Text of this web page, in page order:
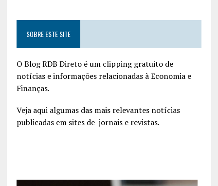
SOBRE ESTE SITE
O Blog RDB Direto é um clipping gratuito de
notícias e informações relacionadas à Economia e
Finanças.
Veja aqui algumas das mais relevantes notícias
publicadas em sites de jornais e revistas.